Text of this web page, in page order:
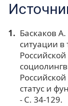
Баскаков
ситуации
статус и
- С. 34-129.